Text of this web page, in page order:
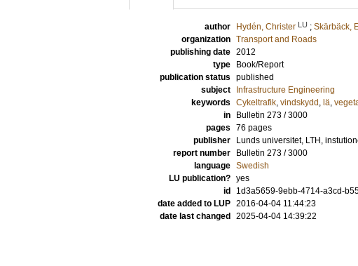
author Hydén, Christer LU ; Skärbäck,
organization Transport and Roads
publishing date 2012
type
Book/Report
publication status published
subject
Infrastructure Engineering
keywords Cykeltrafik, vindskydd , lä,
in
Bulletin 273 / 3000
pages 76 pages
publisher
Lunds universitet, LTH,
report number
Bulletin 273 / 3000
language Swedish
LU publication? yes
id
1d3a5659-9ebb-4714-a3cd-
date added to LUP 2016-04-04 11:44:23
date last changed
2025-04-04 14:39:22